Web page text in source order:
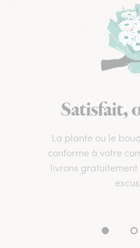
Satisfait,
La plante ou le
conforme à votre
livrons gratuitement